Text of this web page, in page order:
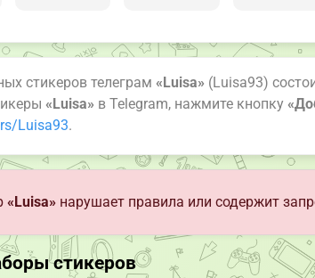
стикеров телеграм «Luisa» (Luisa93)
«Luisa» в Telegram, нажмите кнопку
Luisa93.
«Luisa» нарушает правила или содержит
стикеров